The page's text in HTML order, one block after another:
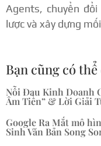
Agents, chuyển
lược và xây dựng
Bạn cũng có
Nỗi Đau Kinh Doanh
Âm Tiền” & Lời Giải
Google Ra Mắt mô
Sinh Văn Bản Song